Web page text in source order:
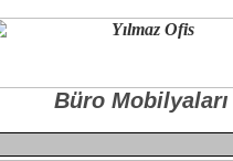
Büro Mobilyaları